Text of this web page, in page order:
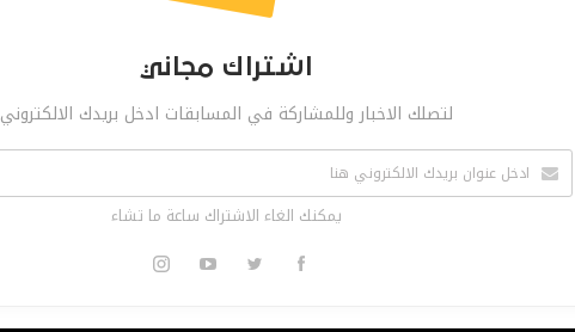
ReddIt
Pinterest
اشتراك مجاني
لتصلك الاخبار وللمشاركة في المسابقات ادخل بريدك الالكتروني
يمكنك الغاء الاشتراك ساعة ما تشاء